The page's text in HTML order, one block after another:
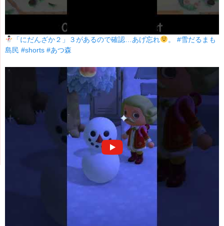
「にだんざか２」３があるので確認…あげ忘れ
。 #雪だるまも
島民 #shorts #あつ森